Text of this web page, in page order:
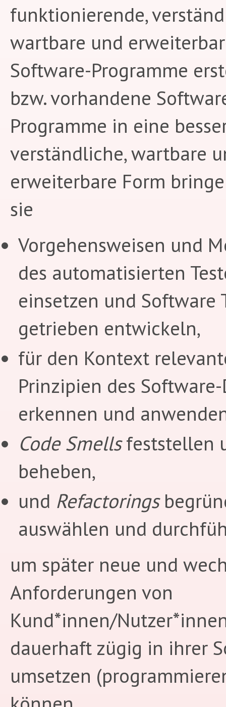
funktionierende,
wartbare und
Software-Programme
bzw. vorhandene
Programme in eine
verständliche, wartbare
erweiterbare Form
sie
Vorgehensweisen und
des automatisierten
einsetzen und Software
getrieben entwickeln,
für den Kontext
Prinzipien des
erkennen und
Code Smellsfeststellen
beheben,
und Refactorings
auswählen und
um später neue und
Anforderungen von
Kund*innen/
dauerhaft zügig in ihrer
umsetzen